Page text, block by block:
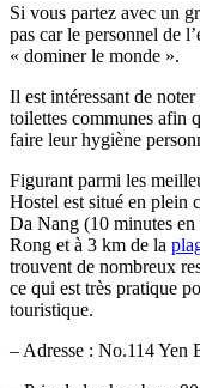
Si vous partez avec un
pas car le personnel de
« dominer le monde ».
Il est intéressant de
toilettes communes afin
faire leur hygiène
Figurant parmi les
Hostel est situé en plein
Da Nang (10 minutes
Rong et à 3 km de la
trouvent de nombreux
ce qui est très pratique
touristique.
– Adresse : No.114 Yen